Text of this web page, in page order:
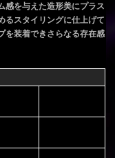
感を与えた造形美にプラス
るスタイリングに仕上げて
を装着できさらなる存在感